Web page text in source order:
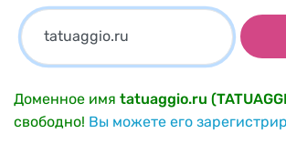
Доменное имя tatuaggio.ru
свободно! Вы можете его